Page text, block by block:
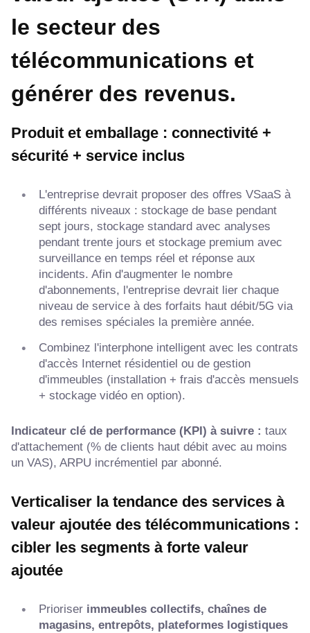
le secteur des
télécommunications et
générer des revenus.
Produit et emballage : connectivité +
sécurité + service inclus
L'entreprise devrait proposer des offres VSaaS à
différents niveaux : stockage de base pendant
sept jours, stockage standard avec analyses
pendant trente jours et stockage premium avec
surveillance en temps réel et réponse aux
incidents. Afin d'augmenter le nombre
d'abonnements, l'entreprise devrait lier chaque
niveau de service à des forfaits haut débit/5G via
des remises spéciales la première année.
Combinez l'interphone intelligent avec les contrats
d'accès Internet résidentiel ou de gestion
d'immeubles (installation + frais d'accès mensuels
+ stockage vidéo en option).
Indicateur clé de performance (KPI) à suivre : taux
d'attachement (% de clients haut débit avec au moins
un VAS), ARPU incrémentiel par abonné.
Verticaliser la tendance des services à
valeur ajoutée des télécommunications :
cibler les segments à forte valeur
ajoutée
Prioriser immeubles collectifs, chaînes de
magasins, entrepôts, plateformes logistiques